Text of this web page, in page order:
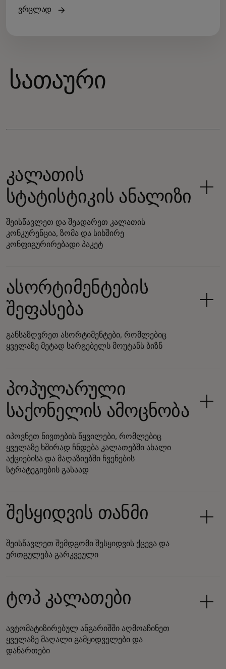
ვრცლად
სათაური
კალათის
სტატისტიკის ანალიზი
შეისწავლეთ და შეადარეთ კალათის
კონკურენცია, ზომა და სიხშირე
კონფიგურირებადი პაკეტ
ასორტიმენტების
შეფასება
განსაზღვრეთ ასორტიმენტები, რომლებიც
ყველაზე მეტად სარგებელს მოუტანს ბიზნ
პოპულარული
საქონელის ამოცნობა
იპოვნეთ ნივთების წყვილები, რომლებიც
ყველაზე ხშირად ჩნდება კალათებში ახალი
აქციებისა და მაღაზიებში ჩვენების
სტრატეგიების გასაად
შესყიდვის თანმი
შეისწავლეთ შემდგომი შესყიდვის ქცევა და
ერთგულება გარკვეული
ტოპ კალათები
ავტომატიზირებულ ანგარიშში აღმოაჩინეთ
ყველაზე მაღალი გამყიდველები და
დანართები